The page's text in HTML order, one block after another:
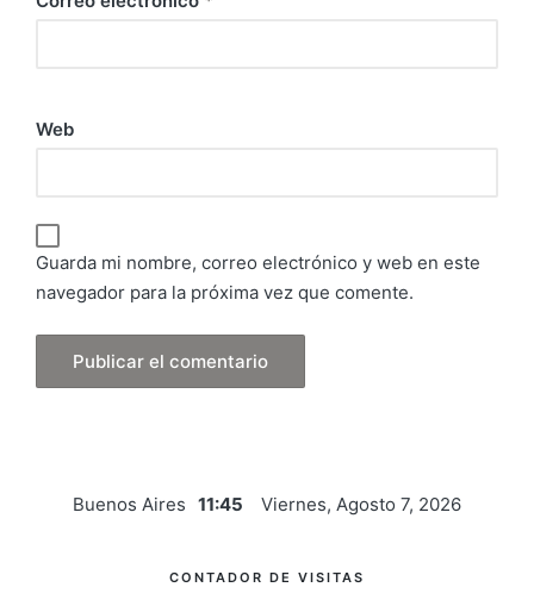
Web
Guarda mi nombre, correo electrónico y web en este
navegador para la próxima vez que comente.
Buenos Aires 11:45 Viernes, Agosto 7, 2026
CONTADOR DE VISITAS